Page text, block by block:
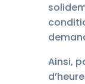
Ainsi,